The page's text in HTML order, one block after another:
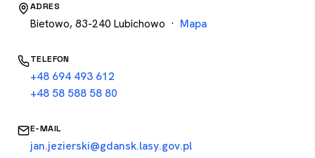
ADRES
Bietowo, 83-240 Lubichowo · Mapa
TELEFON
+48 694 493 612
+48 58 588 58 80
E-MAIL
jan.jezierski@gdansk.lasy.gov.pl